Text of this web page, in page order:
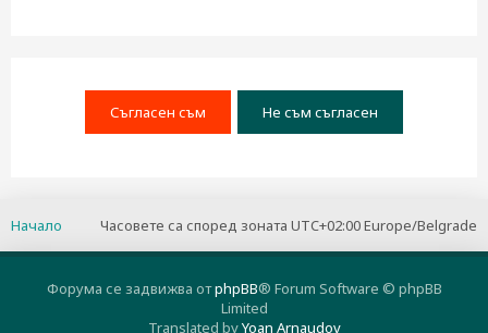
Часовете са според зоната UTC+02:00 Europe/Belgrade
Начало
Форума се задвижва отphpBB® Forum Software © phpBB
Limited
Translated byYoan Arnaudov